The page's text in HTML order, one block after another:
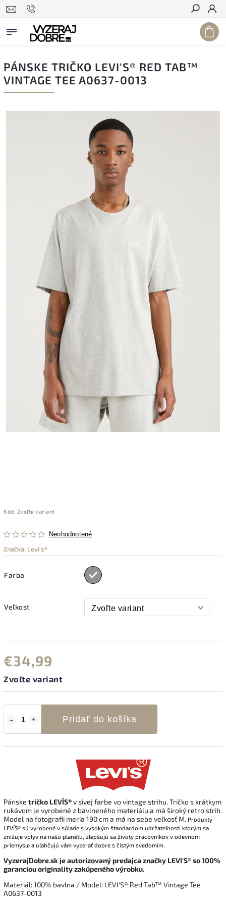
Hľadať
PÁNSKE TRIČKO LEVI'S® RED TAB™
VINTAGE TEE A0637-0013
Kód: Zvoľte variant
Neohodnotené
Značka: Levi's®
Farba
Veľkosť
€34,99
Zvoľte variant
Pridať do košíka
Pánske tričko LEVI´S®v sivej farbe vo vintage strihu. Tričko s krátkym
rukávom je vyrobené z bavlneného materiálu a má široký retro strih.
Model na fotografii meria 190 cm a má na sebe veľkosť M. Produkty
LEVI´S® sú vyrobené v súlade s vysokým štandardom udržateľnosti ktorým sa
znižuje vplyv na našu planétu, zlepšujú sa životy pracovníkov v odevnom
priemysle a uľahčujú vám vyzerať dobre s čistým svedomím.
VyzerajDobre.sk je autorizovaný predajca značky LEVI'S® so 100%
garanciou originality zakúpeného výrobku.
Materiál:100% bavlna / Model: LEVI'S® Red Tab™ Vintage Tee
A0637-0013